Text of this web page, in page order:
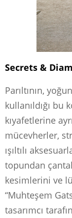
Secrets &
Parıltının,
kullanıldığı bu
kıyafetlerine
mücevherler,
ışıltılı
topundan
kesimlerini ve
“Muhteşem
tasarımcı